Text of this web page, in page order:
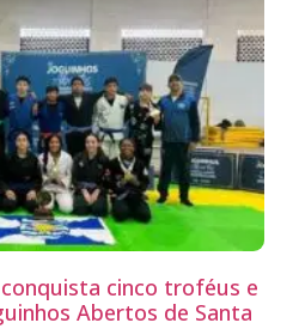
cinco troféus e
Abertos de Santa